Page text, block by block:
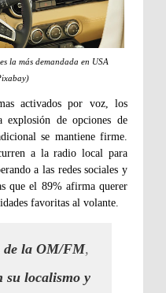
la más demandada en USA
activados por voz, los
de opciones de
se mantiene firme.
a la radio local para
a las redes sociales y
que el 89% afirma querer
favoritas al volante.
de la OM/FM,
su localismo y